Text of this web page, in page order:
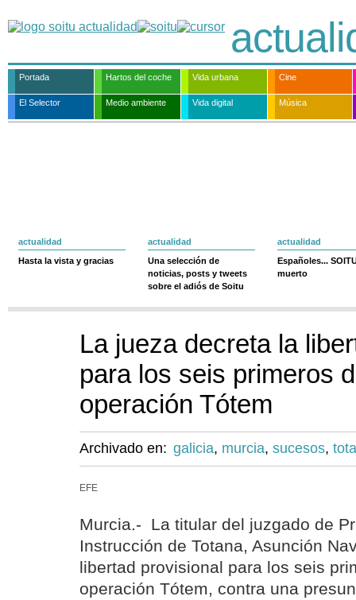
Portada Hartos del coche Vida urbana Cine
El Selector Medio ambiente Vida digital Música
actualidad
Hasta la vista y gracias
actualidad
Una selección de
noticias, posts y tweets
sobre el adiós de Soitu
actualidad
Españoles...
muerto
La jueza decreta la
para los seis primeros
operación Tótem
Archivado en: galicia, murcia, sucesos,
EFE
Murcia.- La titular del juzgado de
Instrucción de Totana, Asunción
libertad provisional para los seis
operación Tótem, contra una